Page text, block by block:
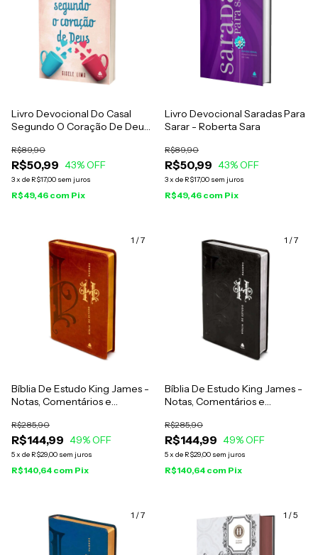
Livro Devocional Do Casal
Segundo O Coração De Deus
R$50,99
R$89,90
43% OFF
3x de R$17,00 sem juros
R$49,46 com Pix
Livro Devocional Saradas Para
Sarar - Roberta Sara
R$50,99
R$89,90
43% OFF
3x de R$17,00 sem juros
R$49,46 com Pix
1 /7
Bíblia De Estudo King James -
Notas, Comentários e
Willmington - Capa Luxo
Marrom
R$144,99
R$285,90
49% OFF
5x de R$29,00 sem juros
R$140,64 com Pix
1 /7
Bíblia De Estudo King James -
Notas, Comentários e
Willmington - Capa Luxo
Preta
R$144,99
R$285,90
49% OFF
5x de R$29,00 sem juros
R$140,64 com Pix
1 /7 1 /5